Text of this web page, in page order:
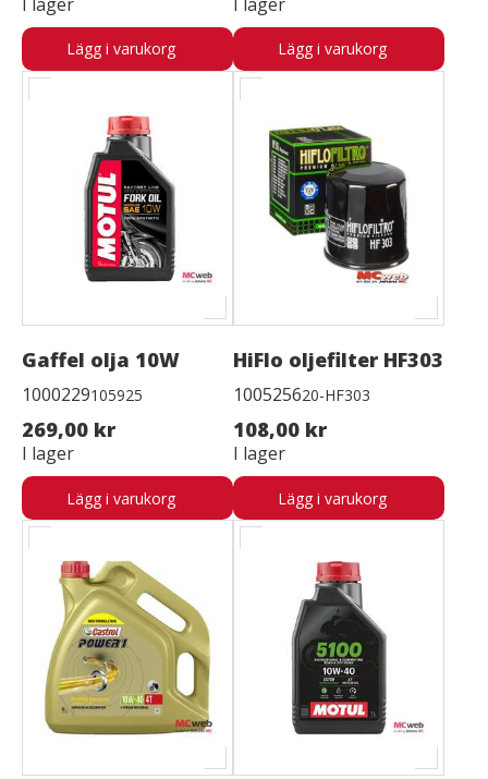
Lägg i varukorg Lägg i varukorg
Gaffel olja 10W
1000229105925
269,00 kr
I lager
Lägg i varukorg
HiFlo oljefilter HF303
100525620-HF303
108,00 kr
I lager
Lägg i varukorg